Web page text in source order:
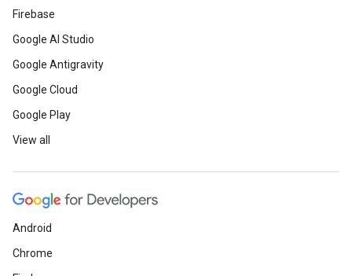
Firebase
Google AI Studio
Google Antigravity
Google Cloud
Google Play
View all
Android
Chrome